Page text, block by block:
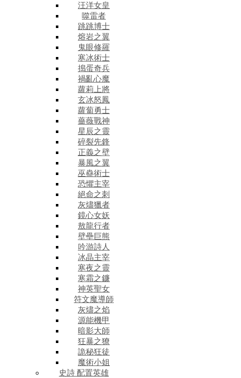
汪洋女皇
噬雷者
跳跳博士
熔岩之翼
鬼眼修羅
寒冰術士
搗蛋奇兵
禍亂心魔
蘿莉上將
玄冰怒鳳
蘿蔔勇士
薔薇戰神
星辰之靈
碎裂先鋒
正義之壁
暴風之翼
巫蠱術士
恐懼主宰
絕命之刺
灰燼獵者
鏡心女妖
敖龍行者
壁壘巨熊
吟游詩人
冰晶主宰
寒夜之靈
寒霜之鐮
神英聖女
符文魔導師
灰燼之焰
源能機甲
暗影大師
狂暴之獠
詭秘狂徒
魔術小姐
史詩 配置英雄